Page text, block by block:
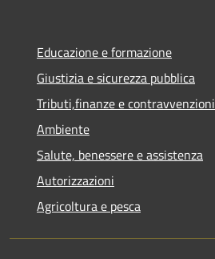
Educazione e formazione
Giustizia e sicurezza pubblica
Tributi,finanze e contravvenzioni
Ambiente
Salute, benessere e assistenza
Autorizzazioni
Agricoltura e pesca